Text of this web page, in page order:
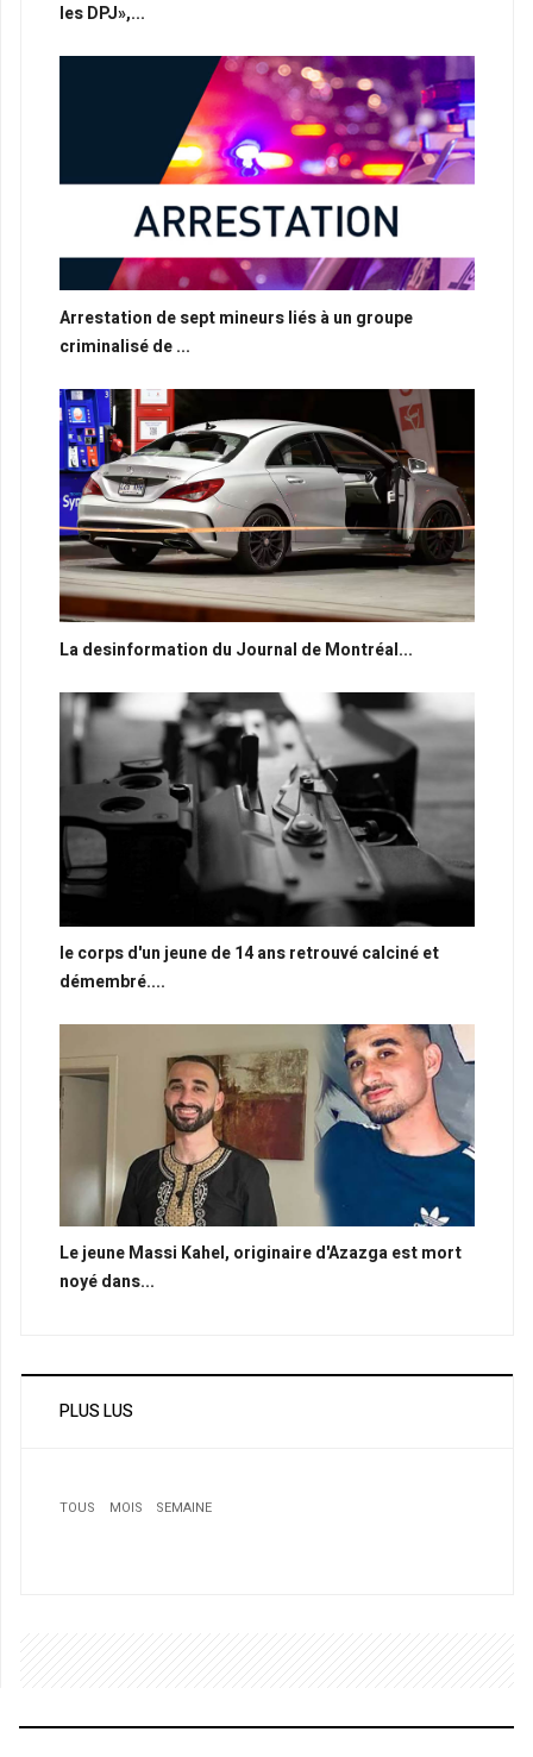
les DPJ»,...
Arrestation de sept mineurs liés à un groupe
criminalisé de ...
La desinformation du Journal de Montréal...
le corps d'un jeune de 14 ans retrouvé calciné et
démembré....
Le jeune Massi Kahel, originaire d'Azazga est mort
noyé dans...
PLUS LUS
TOUS MOIS
SEMAINE
1
1